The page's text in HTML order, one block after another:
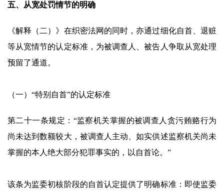
五、从宽处罚情节的明确
《解释（二）》在织密法网的同时，亦通过细化自首、退赃
等从宽情节的认定标准，为被调查人、被告人争取从宽处理
预留了通道。
（一）“特别自首”的认定标准
第二十一条规定：“监察机关掌握的被调查人贪污贿赂行为
尚未达到数额较大，被调查人主动、如实供述监察机关尚未
掌握的本人绝大部分犯罪事实的，以自首论。”
该条为监委初核阶段的自首认定提供了明确标准：即使监委